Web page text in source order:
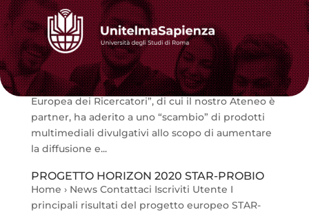
UNITELMA SAPIENZA E FRASCATI SCIENZA
INSIEME
Home › News Contattaci Iscriviti Utente La
prestigiosa associazione che organizza la “Notte
Europea dei Ricercatori”, di cui il nostro Ateneo è
partner, ha aderito a uno “scambio” di prodotti
multimediali divulgativi allo scopo di aumentare
la diffusione e...
PROGETTO HORIZON 2020 STAR-PROBIO
Home › News Contattaci Iscriviti Utente I
principali risultati del progetto europeo STAR-